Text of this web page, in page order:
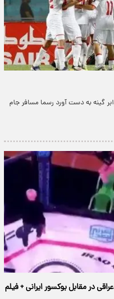
گینه به دست آورد رسما مسافر جام
در مقابل بوکسور ایرانی + فیلم